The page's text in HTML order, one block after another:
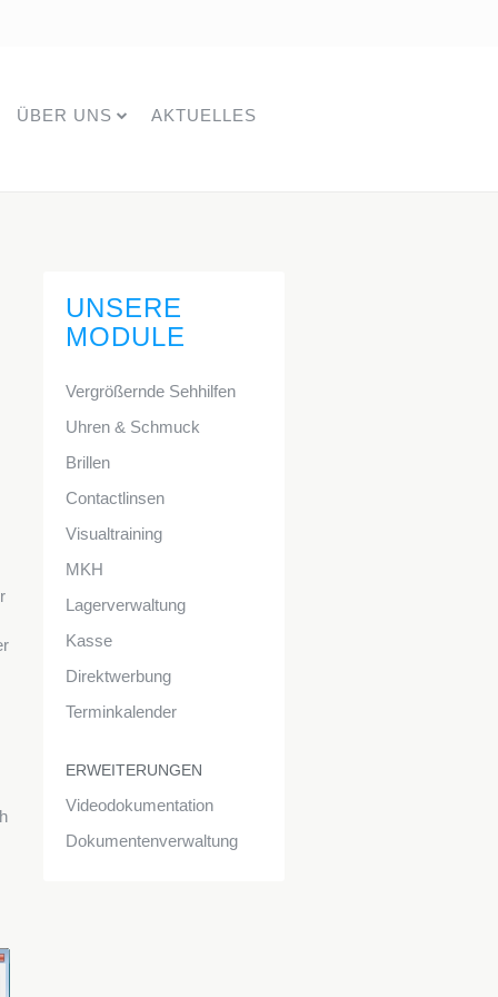
ÜBER UNS AKTUELLES
UNSERE
MODULE
Vergrößernde Sehhilfen
Uhren & Schmuck
Brillen
Contactlinsen
Visualtraining
MKH
Lagerverwaltung
Kasse
Direktwerbung
Terminkalender
ERWEITERUNGEN
Videodokumentation
Dokumentenverwaltung